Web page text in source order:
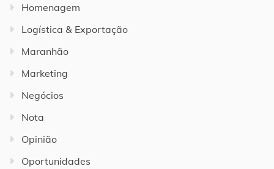
Homenagem
Logística & Exportação
Maranhão
Marketing
Negócios
Nota
Opinião
Oportunidades